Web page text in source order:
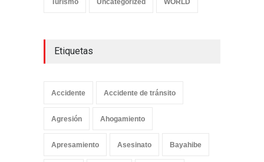
Turismo Uncategorized WORLD
Etiquetas
Accidente Accidente de tránsito
Agresión Ahogamiento
Apresamiento Asesinato Bayahibe